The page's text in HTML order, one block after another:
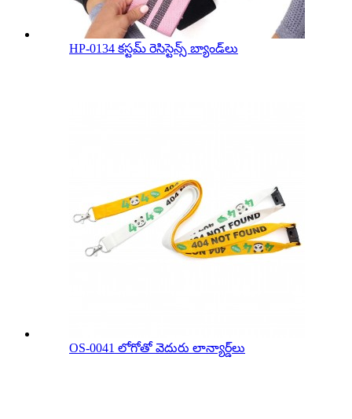
HP-0134 కస్టమ్ రెసిస్టెన్స్ బ్యాండ్‌లు
OS-0041 లోగోతో వెదురు లాన్యార్డ్‌లు